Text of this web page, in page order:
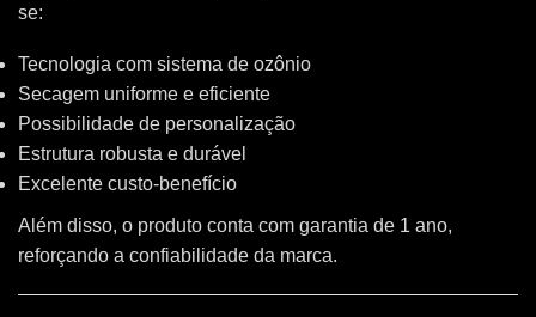
se:
Tecnologia com sistema de ozônio
Secagem uniforme e eficiente
Possibilidade de personalização
Estrutura robusta e durável
Excelente custo-benefício
Além disso, o produto conta com garantia de 1 ano,
reforçando a confiabilidade da marca.